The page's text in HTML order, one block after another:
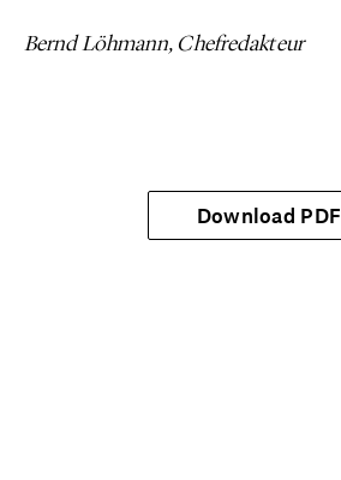
Bernd Löhmann, Chefredakteur
Download PDF